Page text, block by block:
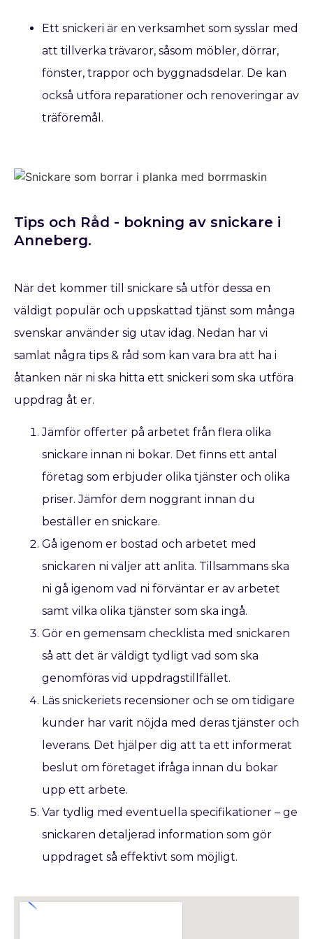
Ett snickeri är en verksamhet som sysslar med
att tillverka trävaror, såsom möbler, dörrar,
fönster, trappor och byggnadsdelar. De kan
också utföra reparationer och renoveringar av
träföremål.
Tips och Råd - bokning av snickare​ i
Anneberg.
När det kommer till snickare så utför dessa en
väldigt populär och uppskattad tjänst som många
svenskar använder sig utav idag. Nedan har vi
samlat några tips & råd som kan vara bra att ha i
åtanken när ni ska hitta ett snickeri som ska utföra
uppdrag åt er.
Jämför offerter på arbetet från flera olika
snickare innan ni bokar. Det finns ett antal
företag som erbjuder olika tjänster och olika
priser. Jämför dem noggrant innan du
beställer en snickare.
Gå igenom er bostad och arbetet med
snickaren ni väljer att anlita. Tillsammans ska
ni gå igenom vad ni förväntar er av arbetet
samt vilka olika tjänster som ska ingå.
Gör en gemensam checklista med snickaren
så att det är väldigt tydligt vad som ska
genomföras vid uppdragstillfället.
Läs snickeriets recensioner och se om tidigare
kunder har varit nöjda med deras tjänster och
leverans. Det hjälper dig att ta ett informerat
beslut om företaget ifråga innan du bokar
upp ett arbete.
Var tydlig med eventuella specifikationer – ge
snickaren detaljerad information som gör
uppdraget så effektivt som möjligt.